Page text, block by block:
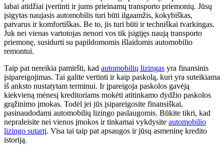
labai atidžiai įvertinti ir jums prieinamų transporto priemonių. Jūsų
įsigytas naujasis automobilis turi būti ilgaamžis, kokybiškas,
patvarus ir komfortiškas. Be to, jis turi būti ir techniškai tvarkingas.
Juk nei vienas vartotojas nenori vos tik įsigijęs naują transporto
priemonę, susidurti su papildomomis išlaidomis automobilio
remontui.
Taip pat nereikia pamiršti, kad automobilių lizingas yra finansinis
įsipareigojimas. Tai galite vertinti ir kaip paskolą, kuri yra suteikiama
iš anksto nustatytam terminui. Ir įpareigoja paskolos gavėją
kiekvieną mėnesį kreditoriams mokėti atitinkamo dydžio paskolos
grąžinimo įmokas. Todėl jei jūs įsipareigosite finansiškai,
pasinaudodami automobilių lizingo paslaugomis. Būkite tikri, kad
nepraleisite nei vienos įmokos ir tinkamai vykdysite automobilio
lizingo sutartį. Visa tai taip pat apsaugos ir jūsų asmeninę kredito
istoriją.